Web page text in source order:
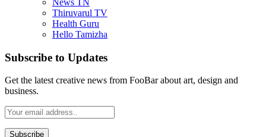
News TN
Thiruvarul TV
Health Guru
Hello Tamizha
Subscribe to Updates
Get the latest creative news from FooBar about art, design and
business.